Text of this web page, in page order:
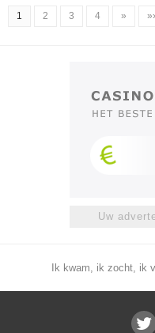
1 2 3 4 »
Uw
Ik kwam, ik zocht, ik